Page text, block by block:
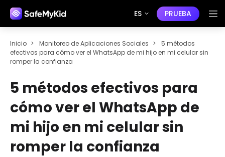
ES PRUEBA
Inicio > Monitoreo de Aplicaciones Sociales >
5 métodos
efectivos para cómo ver el WhatsApp de mi hijo en mi celular sin
romper la confianza
5 métodos efectivos para
cómo ver el WhatsApp de
mi hijo en mi celular sin
romper la confianza